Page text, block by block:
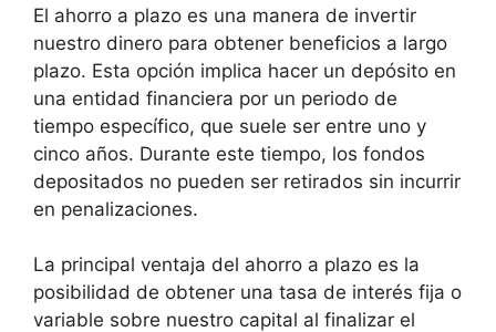
El ahorro a plazo es una manera de invertir
nuestro dinero para obtener beneficios a largo
plazo. Esta opción implica hacer un depósito en
una entidad financiera por un periodo de
tiempo específico, que suele ser entre uno y
cinco años. Durante este tiempo, los fondos
depositados no pueden ser retirados sin incurrir
en penalizaciones.
La principal ventaja del ahorro a plazo es la
posibilidad de obtener una tasa de interés fija o
variable sobre nuestro capital al finalizar el